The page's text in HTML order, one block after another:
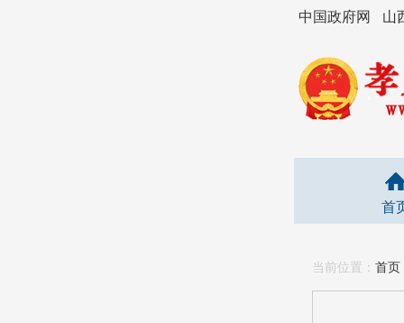
中国政府网 山
首
当前位置： 首页